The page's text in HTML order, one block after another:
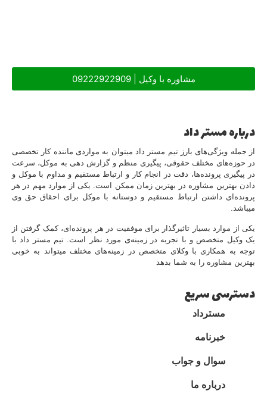
مشاوره با وکیل | 09222922909
درباره مستر داد
از جمله ویژگی‌های بارز تیم مستر داد میتوان به مواردی ماننده کار تخصصی
در حوزه‌های مختلف حقوقی، پیگیری منظم و گزارش دهی به موکل، سرعت
در پیگیری پرونده‌ها، دقت در انجام کار و ارتباط مستقیم و مداوم با موکل و
دادن بهترین مشاوره در بهترین زمان ممکن است. یکی از موارد مهم در هر
پرونده‌ای داشتن ارتباط مستقیم و دوستانه با موکل برای احقاق حق وی
میباشد.
یکی از موارد بسیار تاثیرگذار برای موفقیت در هر پرونده‌ای، کمک گرفتن از
یک وکیل متخصص و با تجربه در زمینه‌ی مورد نظر است. تیم مستر داد با
توجه به همکاری با وکلای متخصص در زمینه‌های مختلف میتواند به خوبی
بهترین مشاوره را به شما بدهد
دسترسی سریع
مسترداد
خبرنامه
سوال و جواب
درباره ما